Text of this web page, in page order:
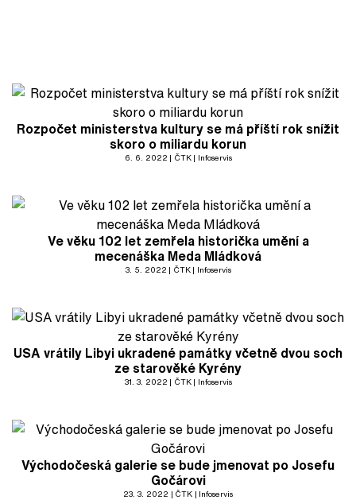
Rozpočet ministerstva kultury se má příští rok snížit
skoro o miliardu korun
6. 6. 2022 ČTK Infoservis
Ve věku 102 let zemřela historička umění a
mecenáška Meda Mládková
3. 5. 2022 ČTK Infoservis
USA vrátily Libyi ukradené památky včetně dvou soch
ze starověké Kyrény
31. 3. 2022 ČTK Infoservis
Východočeská galerie se bude jmenovat po Josefu
Gočárovi
23. 3. 2022 ČTK Infoservis